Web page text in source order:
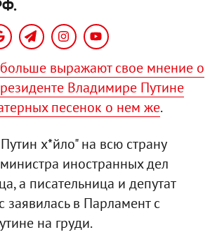
выражают свое мнение о
Владимире Путине
песенок о нем же.
х*йло" на всю страну
иностранных дел
а писательница и депутат
в Парламент с
на груди.